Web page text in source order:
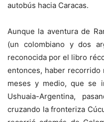
autobús hacia Caracas.
Aunque la aventura de
(un colombiano y dos
reconocida por el libro
entonces, haber
meses y medio, que se
Ushuaia-Argentina,
cruzando la fronteriza